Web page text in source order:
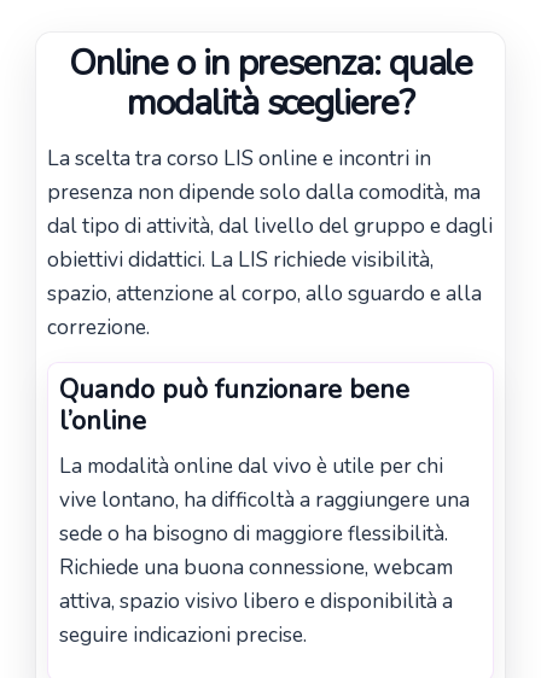
Online o in presenza: quale
modalità scegliere?
La scelta tra corso LIS online e incontri in
presenza non dipende solo dalla comodità, ma
dal tipo di attività, dal livello del gruppo e dagli
obiettivi didattici. La LIS richiede visibilità,
spazio, attenzione al corpo, allo sguardo e alla
correzione.
Quando può funzionare bene
l’online
La modalità online dal vivo è utile per chi
vive lontano, ha difficoltà a raggiungere una
sede o ha bisogno di maggiore flessibilità.
Richiede una buona connessione, webcam
attiva, spazio visivo libero e disponibilità a
seguire indicazioni precise.